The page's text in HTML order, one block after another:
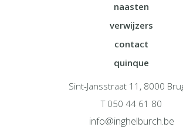
naasten
verwijzers
contact
quinque
Sint-Jansstraat 11, 8000
T 050 44 61 80
info@inghelburch.be